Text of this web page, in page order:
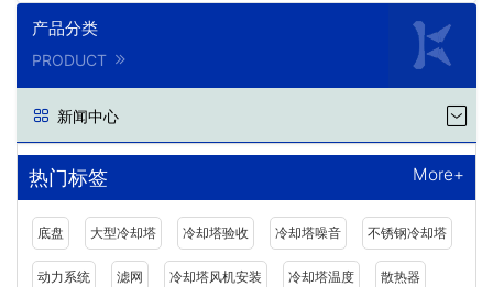
产品分类
PRODUCT
新闻中心
热门标签 More+
底盘 大型冷却塔 冷却塔验收 冷却塔噪音 不锈钢冷却塔
动力系统 滤网 冷却塔风机安装 冷却塔温度 散热器